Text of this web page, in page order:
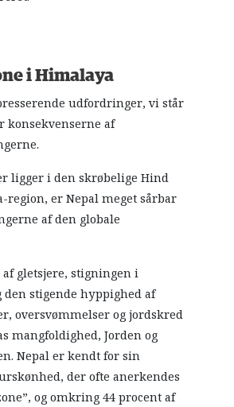
i Himalaya
udfordringer, vi står
konsekvenserne af
ligger i den skrøbelige Hind
region, er Nepal meget sårbar
af den globale
gletsjere, stigningen i
den stigende hyppighed af
oversvømmelser og jordskred
mangfoldighed, Jorden og
Nepal er kendt for sin
der ofte anerkendes
og omkring 44 procent af